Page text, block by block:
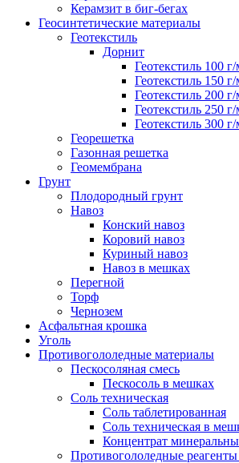
Керамзит в биг-бегах
Геосинтетические материалы
Геотекстиль
Дорнит
Геотекстиль 100
Геотекстиль 150
Геотекстиль 200
Геотекстиль 250
Геотекстиль 300
Георешетка
Газонная решетка
Геомембрана
Грунт
Плодородный грунт
Навоз
Конский навоз
Коровий навоз
Куриный навоз
Навоз в мешках
Перегной
Торф
Чернозем
Асфальтная крошка
Уголь
Противогололедные материалы
Пескосоляная смесь
Пескосоль в мешках
Соль техническая
Соль таблетированная
Соль техническая в
Концентрат
Противогололедные